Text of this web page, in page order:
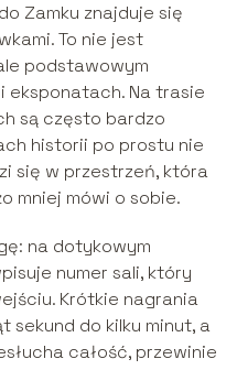
Zamku znajduje się
To nie jest
podstawowym
eksponatach. Na trasie
są często bardzo
historii po prostu nie
się w przestrzeń, która
mniej mówi o sobie.
na dotykowym
numer sali, który
Krótkie nagrania
sekund do kilku minut, a
całość, przewinie